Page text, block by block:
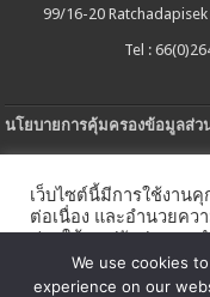
99/16-20
Tel :
นโยบายการคุ้มครองข้อมูลส่ว
นโยบายการใช้คกกี้
นโยบายความปลอดภัยของข้
เว็บไซต์นี้มีการใช้งาน
ต่อเนื่อง และอำนวยคว
ช่วยให้เราปรับปรุงการ
ของท่าน โดยสามารถ
คุกกี้
We use cookies
experience on our